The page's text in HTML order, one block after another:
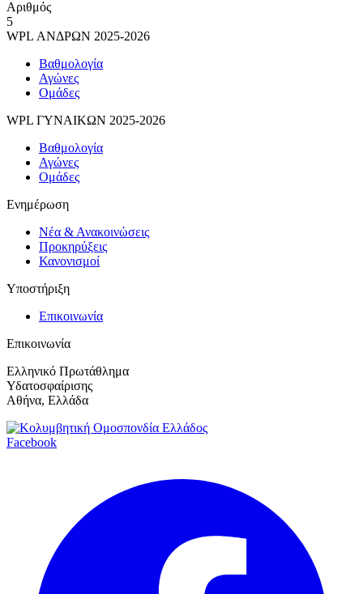
Αριθμός
5
WPL ΑΝΔΡΩΝ 2025-2026
Βαθμολογία
Αγώνες
Ομάδες
WPL ΓΥΝΑΙΚΩΝ 2025-2026
Βαθμολογία
Αγώνες
Ομάδες
Ενημέρωση
Νέα & Ανακοινώσεις
Προκηρύξεις
Κανονισμοί
Υποστήριξη
Επικοινωνία
Επικοινωνία
Ελληνικό Πρωτάθλημα
Υδατοσφαίρισης
Αθήνα, Ελλάδα
Facebook